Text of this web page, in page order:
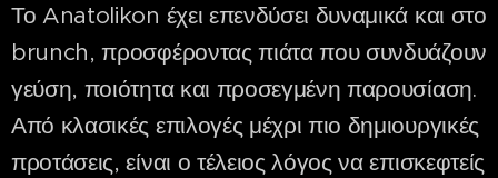
Το Anatolikon έχει επενδύσει δυναμικά και στο
brunch, προσφέροντας πιάτα που συνδυάζουν
γεύση, ποιότητα και προσεγμένη παρουσίαση.
Από κλασικές επιλογές μέχρι πιο δημιουργικές
προτάσεις, είναι ο τέλειος λόγος να επισκεφτείς